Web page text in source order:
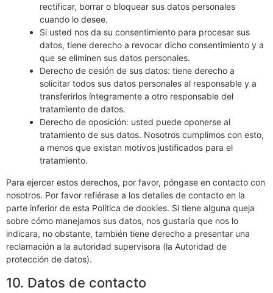
rectificar, borrar o bloquear sus datos personales
cuando lo desee.
Si usted nos da su consentimiento para procesar sus
datos, tiene derecho a revocar dicho consentimiento y a
que se eliminen sus datos personales.
Derecho de cesión de sus datos: tiene derecho a
solicitar todos sus datos personales al responsable y a
transferirlos íntegramente a otro responsable del
tratamiento de datos.
Derecho de oposición: usted puede oponerse al
tratamiento de sus datos. Nosotros cumplimos con esto,
a menos que existan motivos justificados para el
tratamiento.
Para ejercer estos derechos, por favor, póngase en contacto con
nosotros. Por favor refiérase a los detalles de contacto en la
parte inferior de esta Política de dookies. Si tiene alguna queja
sobre cómo manejamos sus datos, nos gustaría que nos lo
indicara, no obstante, también tiene derecho a presentar una
reclamación a la autoridad supervisora (la Autoridad de
protección de datos).
10. Datos de contacto